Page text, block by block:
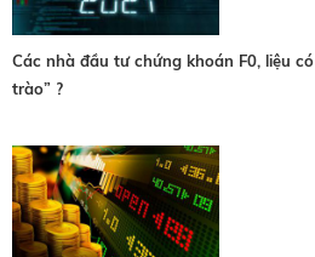
Các nhà đầu tư chứng khoán F0, liệu
trào” ?